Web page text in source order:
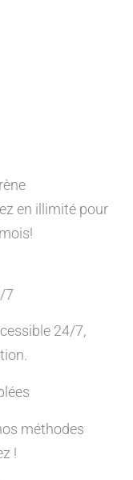
en illimité pour
7
24/7,
méthodes
!